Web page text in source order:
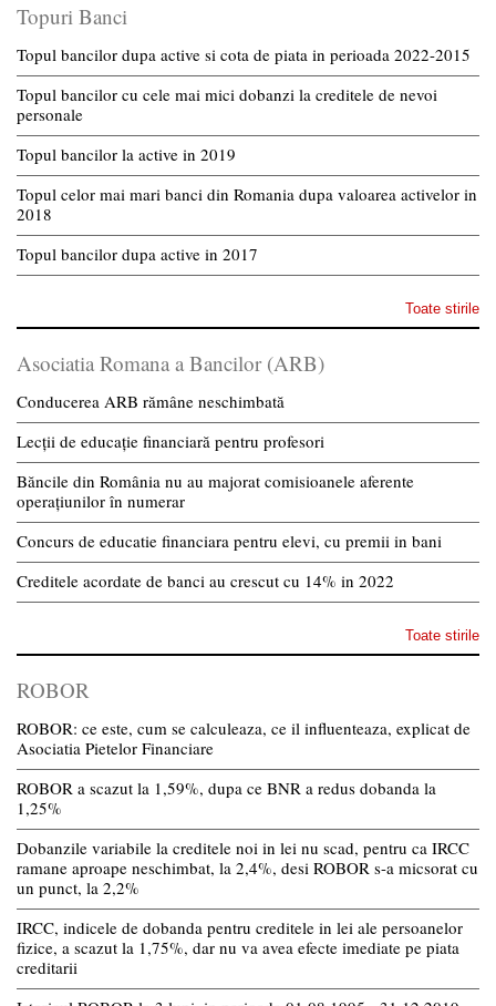
Topuri Banci
Topul bancilor dupa active si cota de piata in perioada 2022-2015
Topul bancilor cu cele mai mici dobanzi la creditele de nevoi
personale
Topul bancilor la active in 2019
Topul celor mai mari banci din Romania dupa valoarea activelor in
2018
Topul bancilor dupa active in 2017
Toate stirile
Asociatia Romana a Bancilor (ARB)
Conducerea ARB rămâne neschimbată
Lecții de educație financiară pentru profesori
Băncile din România nu au majorat comisioanele aferente
operațiunilor în numerar
Concurs de educatie financiara pentru elevi, cu premii in bani
Creditele acordate de banci au crescut cu 14% in 2022
Toate stirile
ROBOR
ROBOR: ce este, cum se calculeaza, ce il influenteaza, explicat de
Asociatia Pietelor Financiare
ROBOR a scazut la 1,59%, dupa ce BNR a redus dobanda la
1,25%
Dobanzile variabile la creditele noi in lei nu scad, pentru ca IRCC
ramane aproape neschimbat, la 2,4%, desi ROBOR s-a micsorat cu
un punct, la 2,2%
IRCC, indicele de dobanda pentru creditele in lei ale persoanelor
fizice, a scazut la 1,75%, dar nu va avea efecte imediate pe piata
creditarii